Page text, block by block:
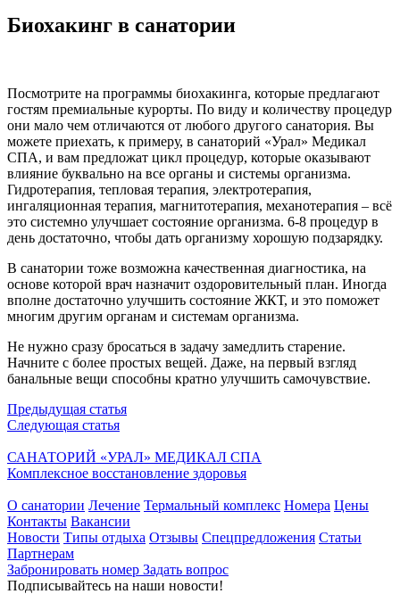
Биохакинг в санатории
Посмотрите на программы биохакинга, которые предлагают
гостям премиальные курорты. По виду и количеству процедур
они мало чем отличаются от любого другого санатория. Вы
можете приехать, к примеру, в санаторий «Урал» Медикал
СПА, и вам предложат цикл процедур, которые оказывают
влияние буквально на все органы и системы организма.
Гидротерапия, тепловая терапия, электротерапия,
ингаляционная терапия, магнитотерапия, механотерапия – всё
это системно улучшает состояние организма. 6-8 процедур в
день достаточно, чтобы дать организму хорошую подзарядку.
В санатории тоже возможна качественная диагностика, на
основе которой врач назначит оздоровительный план. Иногда
вполне достаточно улучшить состояние ЖКТ, и это поможет
многим другим органам и системам организма.
Не нужно сразу бросаться в задачу замедлить старение.
Начните с более простых вещей. Даже, на первый взгляд
банальные вещи способны кратно улучшить самочувствие.
Предыдущая статья
Следующая статья
САНАТОРИЙ «УРАЛ» МЕДИКАЛ СПА
Комплексное восстановление здоровья
О санатории Лечение Термальный комплекс Номера Цены
Контакты Вакансии
Новости Типы отдыха Отзывы Спецпредложения Статьи
Партнерам
Забронировать номер Задать вопрос
Подписывайтесь на наши новости!